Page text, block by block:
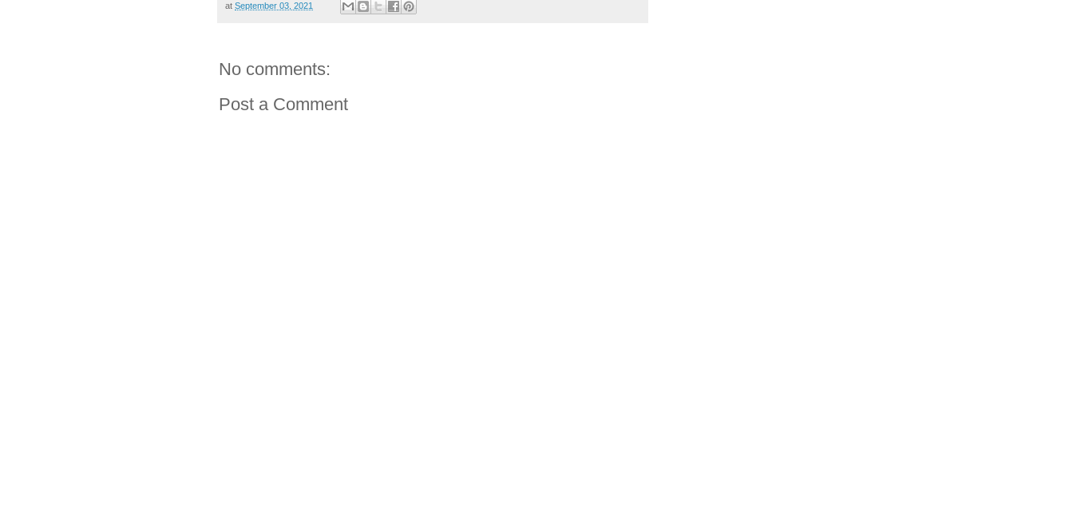
at September 03, 2021
No comments:
Post a Comment